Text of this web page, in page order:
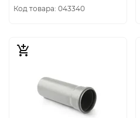
Код товара: 043340